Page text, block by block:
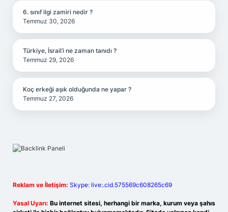
6. sınıf ilgi zamiri nedir ?
Temmuz 30, 2026
Türkiye, İsrail’i ne zaman tanıdı ?
Temmuz 29, 2026
Koç erkeği aşık olduğunda ne yapar ?
Temmuz 27, 2026
Reklam ve İletişim: Skype: live:.cid.575569c608265c69
Yasal Uyarı: Bu internet sitesi, herhangi bir marka, kurum veya şahıs